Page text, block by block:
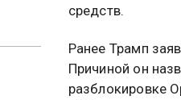
средств.
Ранее Трамп
Причиной он
разблокировке